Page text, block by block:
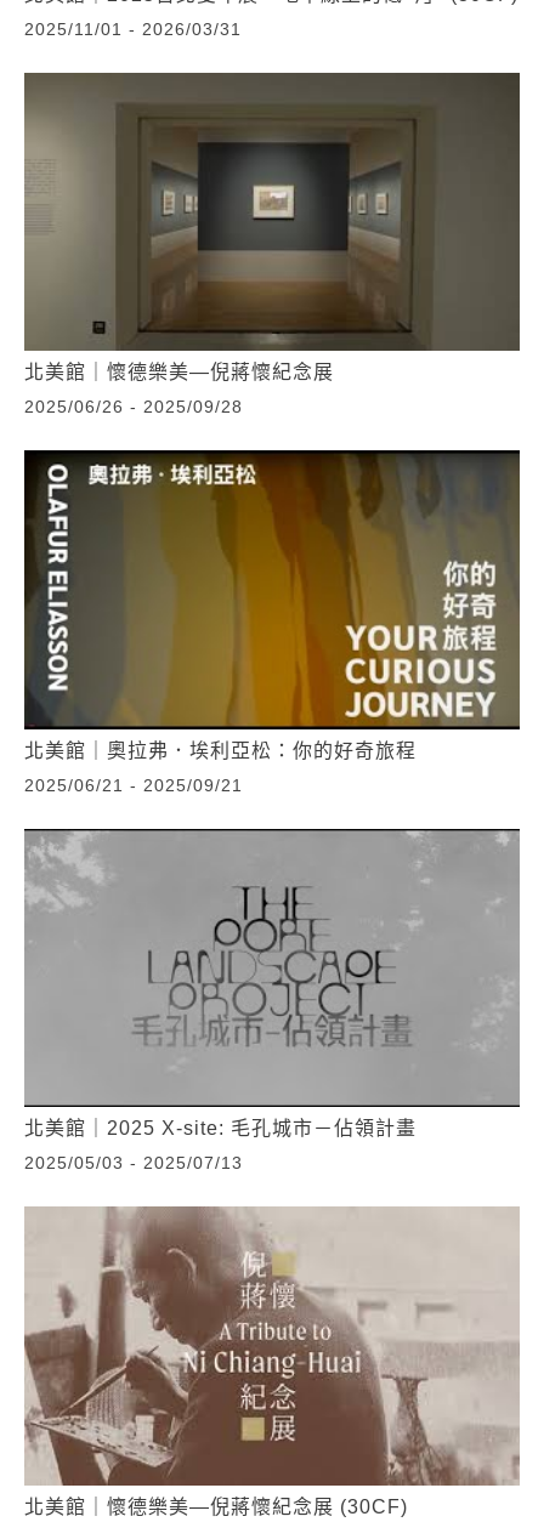
2025/11/01 - 2026/03/31
北美館｜懷德樂美—倪蔣懷紀念展
2025/06/26 - 2025/09/28
北美館｜奧拉弗．埃利亞松：你的好奇旅程
2025/06/21 - 2025/09/21
北美館｜2025 X-site: 毛孔城市－佔領計畫
2025/05/03 - 2025/07/13
北美館｜懷德樂美—倪蔣懷紀念展 (30CF)